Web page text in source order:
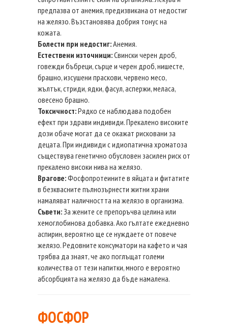
предпазва от анемия, предизвикана от недостиг
на желязо. Възстановява добрия тонус на
кожата.
Болести при недостиг:Анемия.
Естествени източници:Свински черен дроб,
говежди бъбреци, сърце и черен дроб, нишесте,
брашно, изсушени праскови, червено месо,
жълтък, стриди, ядки, фасул, аспержи, меласа,
овесено брашно.
Токсичност:Рядко се наблюдава подобен
ефект при здрави индивиди. Прекалено високите
дози обаче могат да се окажат рисковани за
децата. При индивиди с идиопатична хроматоза
съществува генетично обусловен засилен риск от
прекалено високи нива на желязо.
Врагове:Фосфопротеините в яйцата и фитатите
в безквасните пълнозърнести житни храни
намаляват наличността на желязо в организма.
Съвети: За жените се препоръчва целина или
хемоглобинова добавка. Ако гълтате ежедневно
аспирин, вероятно ще се нуждаете от повече
желязо. Редовните консуматори на кафето и чая
трябва да знаят, че ако поглъщат големи
количества от тези напитки, много е вероятно
абсорбцията на желязо да бъде намалена.
ФОСФОР